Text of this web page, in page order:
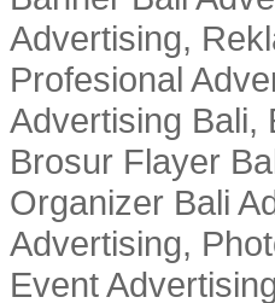
Advertising,
Profesional
Advertising Bali,
Brosur Flayer
Organizer Bali
Advertising,
Event